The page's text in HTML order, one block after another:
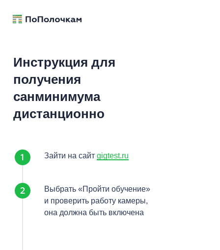
Инструкция для
получения
санминимума
дистанционно
Зайти на сайт gigtest.ru
Выбрать «Пройти обучение»
и проверить работу камеры,
она должна быть включена